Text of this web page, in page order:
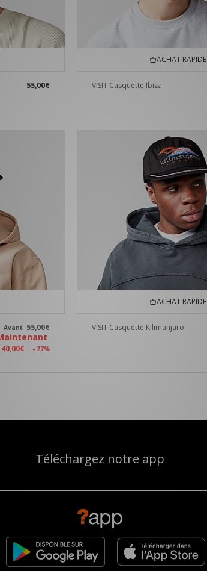
55,00€
ACHAT RAPIDE
VISIT Casquette Ibiza
Avant55,00€
40,00€ - 27%
ACHAT RAPIDE
VISIT Casquette Kilimanjaro
Téléchargez notre app